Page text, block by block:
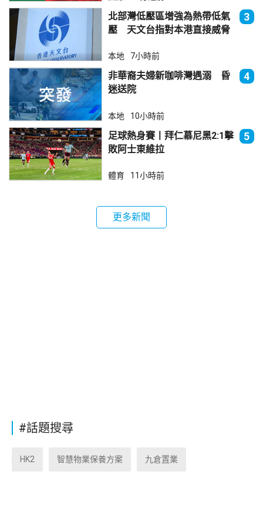
北部灣低壓區增強為熱帶低氣
壓 天文台指對本港直接威脅
3
本地 7小時前
非華裔夫婦新咖啡灣遇溺 昏
迷送院
4
本地 10小時前
足球熱身賽丨拜仁慕尼黑2:1擊
敗阿士東維拉
5
體育 11小時前
更多新聞
#話題搜尋
HK2 智慧物業保養方案 九倉置業